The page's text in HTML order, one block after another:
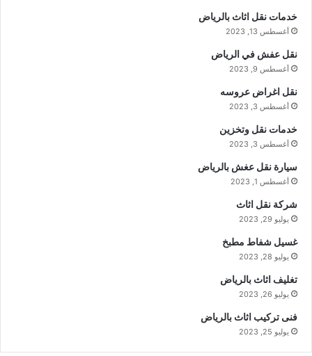
خدمات نقل اثاث بالرياض
أغسطس 13, 2023
نقل عفش في الرياض
أغسطس 9, 2023
نقل اغراض عروسه
أغسطس 3, 2023
خدمات نقل وتخزين
أغسطس 3, 2023
سيارة نقل عغش بالرياض
أغسطس 1, 2023
شركة نقل اثاث
يوليو 29, 2023
غسيل شفاط مطبخ
يوليو 28, 2023
تغليف اثاث بالرياض
يوليو 26, 2023
فنى تركيب اثاث بالرياض
يوليو 25, 2023